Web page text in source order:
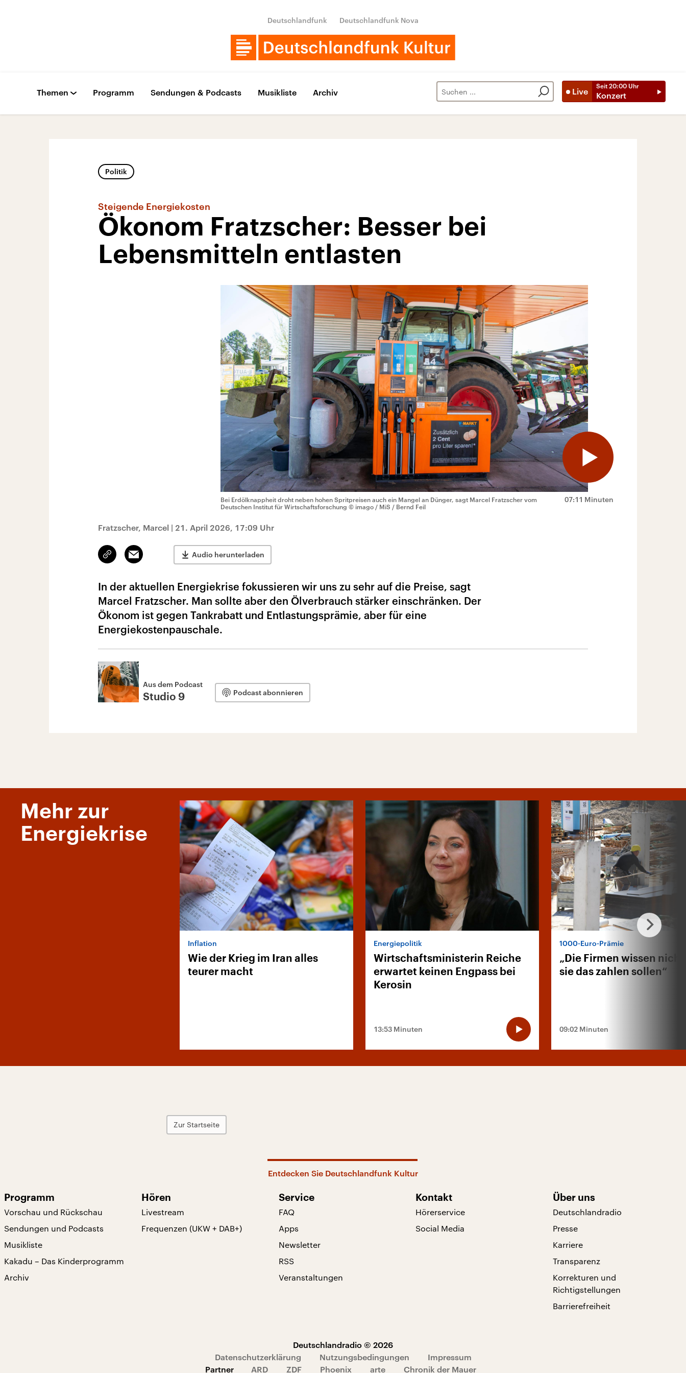
Deutschlandfunk Deutschlandfunk Nova
Live
Seit 20:00 Uhr
Konzert
Themen Programm Sendungen & Podcasts Musikliste Archiv
Politik
Steigende Energiekosten
Ökonom Fratzscher: Besser bei
Lebensmitteln entlasten
07:11 Minuten
Bei Erdölknappheit droht neben hohen Spritpreisen auch ein Mangel an Dünger, sagt Marcel Fratzscher vom
Deutschen Institut für Wirtschaftsforschung © imago / MiS / Bernd Feil
Fratzscher, Marcel | 21. April 2026, 17:09 Uhr
Link
kopieren/teilen
Email Audio herunterladen
In der aktuellen Energiekrise fokussieren wir uns zu sehr auf die Preise, sagt
Marcel Fratzscher. Man sollte aber den Ölverbrauch stärker einschränken. Der
Ökonom ist gegen Tankrabatt und Entlastungsprämie, aber für eine
Energiekostenpauschale.
Aus dem Podcast
Studio 9 Podcast abonnieren
Mehr zur
Energiekrise
Inflation
Wie der Krieg im Iran alles
teurer macht
Energiepolitik
Wirtschaftsministerin Reiche
erwartet keinen Engpass bei
Kerosin
13:53 Minuten
1000-Euro-Prämie
„Die Firmen wissen
sie das zahlen sollen“
09:02 Minuten
Zur Startseite
Entdecken Sie Deutschlandfunk Kultur
Programm
Vorschau und Rückschau
Sendungen und Podcasts
Musikliste
Kakadu – Das Kinderprogramm
Archiv
Hören
Livestream
Frequenzen (UKW + DAB+)
Service
FAQ
Apps
Newsletter
RSS
Veranstaltungen
Kontakt
Hörerservice
Social Media
Über uns
Deutschlandradio
Presse
Karriere
Transparenz
Korrekturen und
Richtigstellungen
Barrierefreiheit
Deutschlandradio © 2026
Datenschutzerklärung
Nutzungsbedingungen
Impressum
Partner
ARD ZDF Phoenix arte Chronik der Mauer